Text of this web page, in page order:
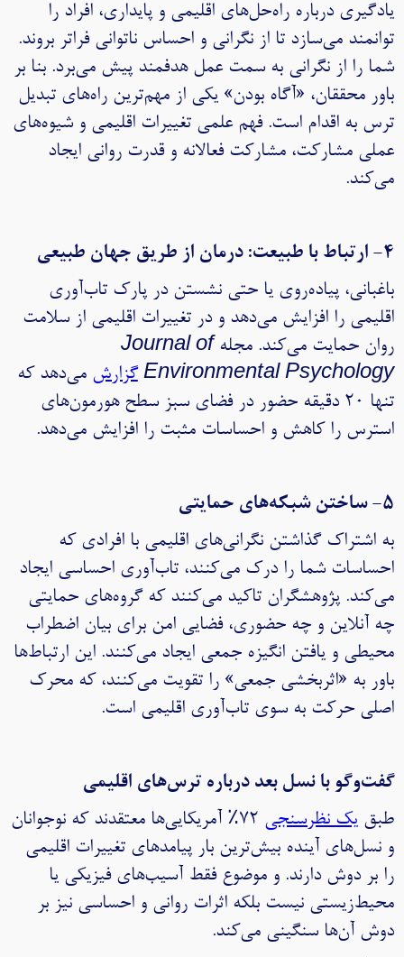
یادگیری درباره راه‌حل‌های اقلیمی و پایداری، افراد را
توانمند می‌سازد تا از نگرانی و احساس ناتوانی فراتر بروند.
شما را از نگرانی به سمت عمل هدفمند پیش می‌برد. بنا بر
باور محققان، «آگاه بودن» یکی از مهم‌ترین راه‌های تبدیل
ترس به اقدام است. فهم علمی تغییرات اقلیمی و شیوه‌های
عملی مشارکت، مشارکت فعالانه و قدرت روانی ایجاد
می‌کند.
۴- ارتباط با طبیعت: درمان از طریق جهان طبیعی
باغبانی، پیاده‌روی یا حتی نشستن در پارک تاب‌آوری
اقلیمی را افزایش می‌دهد و در تغییرات اقلیمی از سلامت
روان حمایت می‌کند. مجلهJournal of
Environmental Psychology گزارش می‌دهد که
تنها ۲۰ دقیقه حضور در فضای سبز سطح هورمون‌های
استرس را کاهش و احساسات مثبت را افزایش می‌دهد.
۵- ساختن شبکه‌های حمایتی
به اشتراک گذاشتن نگرانی‌های اقلیمی با افرادی که
احساسات شما را درک می‌کنند، تاب‌آوری احساسی ایجاد
می‌کند. پژوهشگران تاکید می‌کنند که گروه‌های حمایتی
چه آنلاین و چه حضوری، فضایی امن برای بیان اضطراب
محیطی و یافتن انگیزه جمعی ایجاد می‌کنند. این ارتباط‌ها
باور به «اثربخشی جمعی» را تقویت می‌کنند، که محرک
اصلی حرکت به سوی تاب‌آوری اقلیمی است.
گفت‌وگو با نسل بعد درباره ترس‌های اقلیمی
طبقیک نظرسنجی
۷۲٪ آمریکایی‌ها معتقدند که نوجوانان
و نسل‌های آینده بیش‌ترین بار پیامدهای تغییرات اقلیمی
را بر دوش دارند. و موضوع فقط آسیب‌های فیزیکی یا
محیط‌زیستی نیست بلکه اثرات روانی و احساسی نیز بر
دوش آن‌ها سنگینی می‌کند.